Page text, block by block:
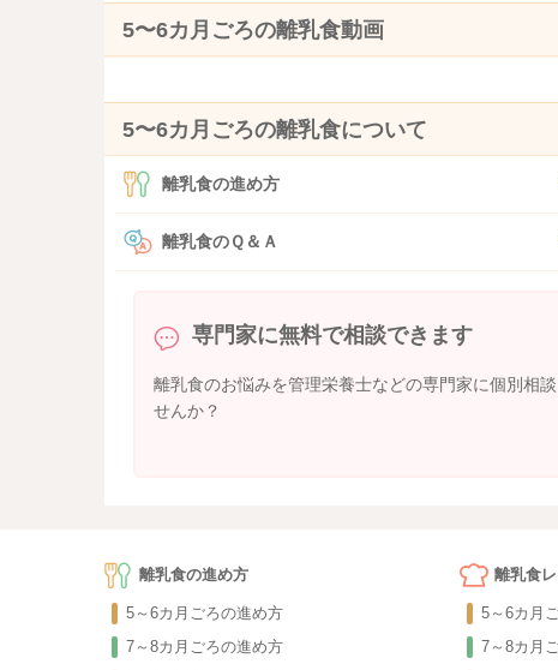
5〜6カ月ごろの離乳食動画
5〜6カ月ごろの離乳食について
離乳食の進め方
離乳食のＱ＆Ａ
専門家に無料で相談できます
離乳食のお悩みを管理栄養士などの専門家に個別相
せんか？
離乳食の進め方
5～6カ月ごろの進め方
7～8カ月ごろの進め方
離乳食
5～6カ月
7～8カ月